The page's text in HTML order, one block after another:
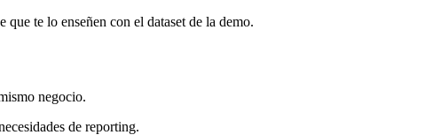
te lo enseñen con el dataset de la demo.
negocio.
de reporting.